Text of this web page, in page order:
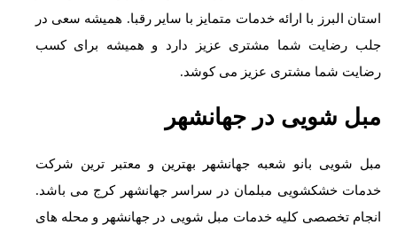
استان البرز با ارائه خدمات متمایز با سایر رقبا. همیشه سعی در
جلب رضایت شما مشتری عزیز دارد و همیشه برای کسب
رضایت شما مشتری عزیز می کوشد.
مبل شویی در جهانشهر
مبل شویی بانو شعبه جهانشهر بهترین و معتبر ترین شرکت
خدمات خشکشویی مبلمان در سراسر جهانشهر کرج می باشد.
انجام تخصصی کلیه خدمات مبل شویی در جهانشهر و محله های